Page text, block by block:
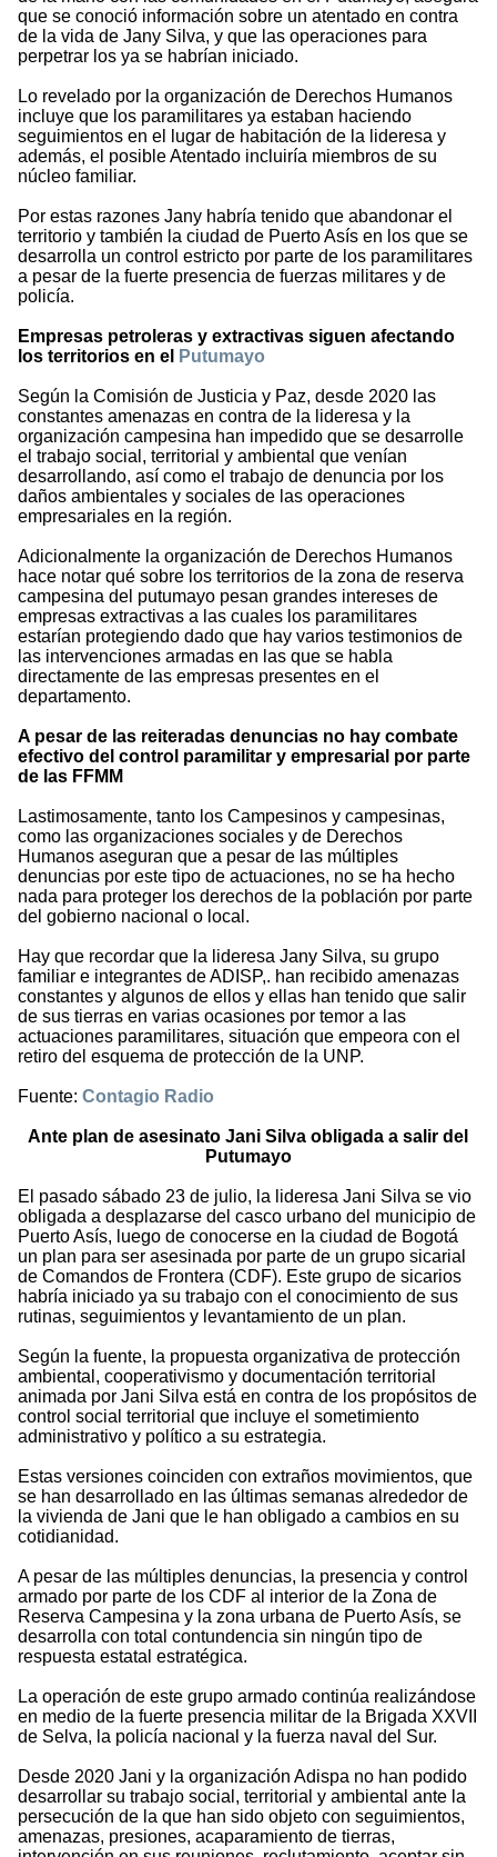
que se conoció información sobre un atentado en contra
de la vida de Jany Silva, y que las operaciones para
perpetrar los ya se habrían iniciado.
Lo revelado por la organización de Derechos Humanos
incluye que los paramilitares ya estaban haciendo
seguimientos en el lugar de habitación de la lideresa y
además, el posible Atentado incluiría miembros de su
núcleo familiar.
Por estas razones Jany habría tenido que abandonar el
territorio y también la ciudad de Puerto Asís en los que se
desarrolla un control estricto por parte de los paramilitares
a pesar de la fuerte presencia de fuerzas militares y de
policía.
Empresas petroleras y extractivas siguen afectando
los territorios en el
Putumayo
Según la Comisión de Justicia y Paz, desde 2020 las
constantes amenazas en contra de la lideresa y la
organización campesina han impedido que se desarrolle
el trabajo social, territorial y ambiental que venían
desarrollando, así como el trabajo de denuncia por los
daños ambientales y sociales de las operaciones
empresariales en la región.
Adicionalmente la organización de Derechos Humanos
hace notar qué sobre los territorios de la zona de reserva
campesina del putumayo pesan grandes intereses de
empresas extractivas a las cuales los paramilitares
estarían protegiendo dado que hay varios testimonios de
las intervenciones armadas en las que se habla
directamente de las empresas presentes en el
departamento.
A pesar de las reiteradas denuncias no hay combate
efectivo del control paramilitar y empresarial por parte
de las FFMM
Lastimosamente, tanto los Campesinos y campesinas,
como las organizaciones sociales y de Derechos
Humanos aseguran que a pesar de las múltiples
denuncias por este tipo de actuaciones, no se ha hecho
nada para proteger los derechos de la población por parte
del gobierno nacional o local.
Hay que recordar que la lideresa Jany Silva, su grupo
familiar e integrantes de ADISP,. han recibido amenazas
constantes y algunos de ellos y ellas han tenido que salir
de sus tierras en varias ocasiones por temor a las
actuaciones paramilitares, situación que empeora con el
retiro del esquema de protección de la UNP.
Fuente: Contagio Radio
Ante plan de asesinato Jani Silva obligada a salir del
Putumayo
El pasado sábado 23 de julio, la lideresa Jani Silva se vio
obligada a desplazarse del casco urbano del municipio de
Puerto Asís, luego de conocerse en la ciudad de Bogotá
un plan para ser asesinada por parte de un grupo sicarial
de Comandos de Frontera (CDF). Este grupo de sicarios
habría iniciado ya su trabajo con el conocimiento de sus
rutinas, seguimientos y levantamiento de un plan.
Según la fuente, la propuesta organizativa de protección
ambiental, cooperativismo y documentación territorial
animada por Jani Silva está en contra de los propósitos de
control social territorial que incluye el sometimiento
administrativo y político a su estrategia.
Estas versiones coinciden con extraños movimientos, que
se han desarrollado en las últimas semanas alrededor de
la vivienda de Jani que le han obligado a cambios en su
cotidianidad.
A pesar de las múltiples denuncias, la presencia y control
armado por parte de los CDF al interior de la Zona de
Reserva Campesina y la zona urbana de Puerto Asís, se
desarrolla con total contundencia sin ningún tipo de
respuesta estatal estratégica.
La operación de este grupo armado continúa realizándose
en medio de la fuerte presencia militar de la Brigada XXVII
de Selva, la policía nacional y la fuerza naval del Sur.
Desde 2020 Jani y la organización Adispa no han podido
desarrollar su trabajo social, territorial y ambiental ante la
persecución de la que han sido objeto con seguimientos,
amenazas, presiones, acaparamiento de tierras,